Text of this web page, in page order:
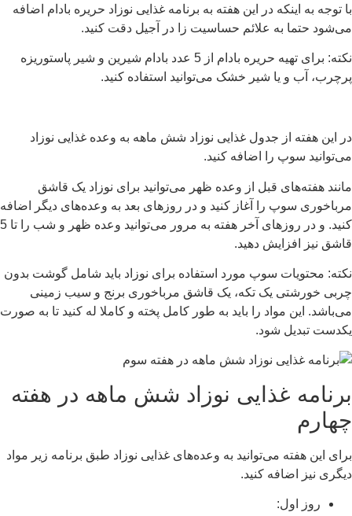
با توجه به اینکه در این هفته به برنامه غذایی نوزاد حریره بادام اضافه
می‌شود حتما به علائم حساسیت زا در آجیل دقت کنید.
نکته: برای تهیه حریره بادام از 5 عدد بادام شیرین و شیر پاستوریزه
پرچرب، آب و یا شیر خشک می‌توانید استفاده کنید.
در این هفته از جدول غذایی نوزاد شش ماهه به وعده غذایی نوزاد
می‌توانید سوپ را اضافه کنید.
مانند هفته‌های قبل از وعده ظهر می‌توانید برای نوزاد یک قاشق
مرباخوری سوپ را آغاز کنید و در روزهای بعد به وعده‌های دیگر اضافه
کنید. و در روزهای آخر هفته به مرور می‌توانید وعده ظهر و شب را تا 5
قاشق نیز افزایش دهید.
نکته: محتویات سوپ مورد استفاده برای نوزاد باید شامل گوشت بدون
چربی خورشتی یک تکه، یک قاشق مرباخوری برنج و سیب زمینی
می‌باشد. این مواد را باید به طور کامل پخته و کاملا له کنید تا به صورت
یکدست تبدیل شود.
برنامه غذایی نوزاد شش ماهه در هفته
چهارم
برای این هفته می‌توانید به وعده‌های غذایی نوزاد طبق برنامه زیر مواد
دیگری نیز اضافه کنید.
روز اول: